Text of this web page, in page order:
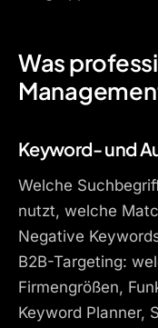
Was
Keyword- und
Welche
nutzt, welche
Negative
B2B-Targeting:
Firmengrößen,
Keyword Planner,